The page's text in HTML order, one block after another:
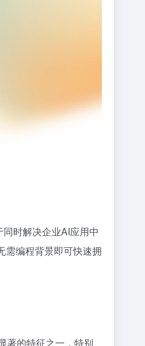
时解决企业AI应用中
需编程背景即可快速拥
著的特征之一，特别